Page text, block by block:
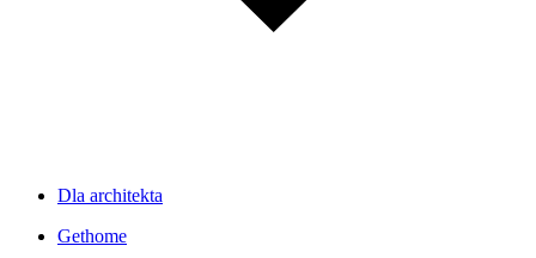
Dla architekta
Gethome